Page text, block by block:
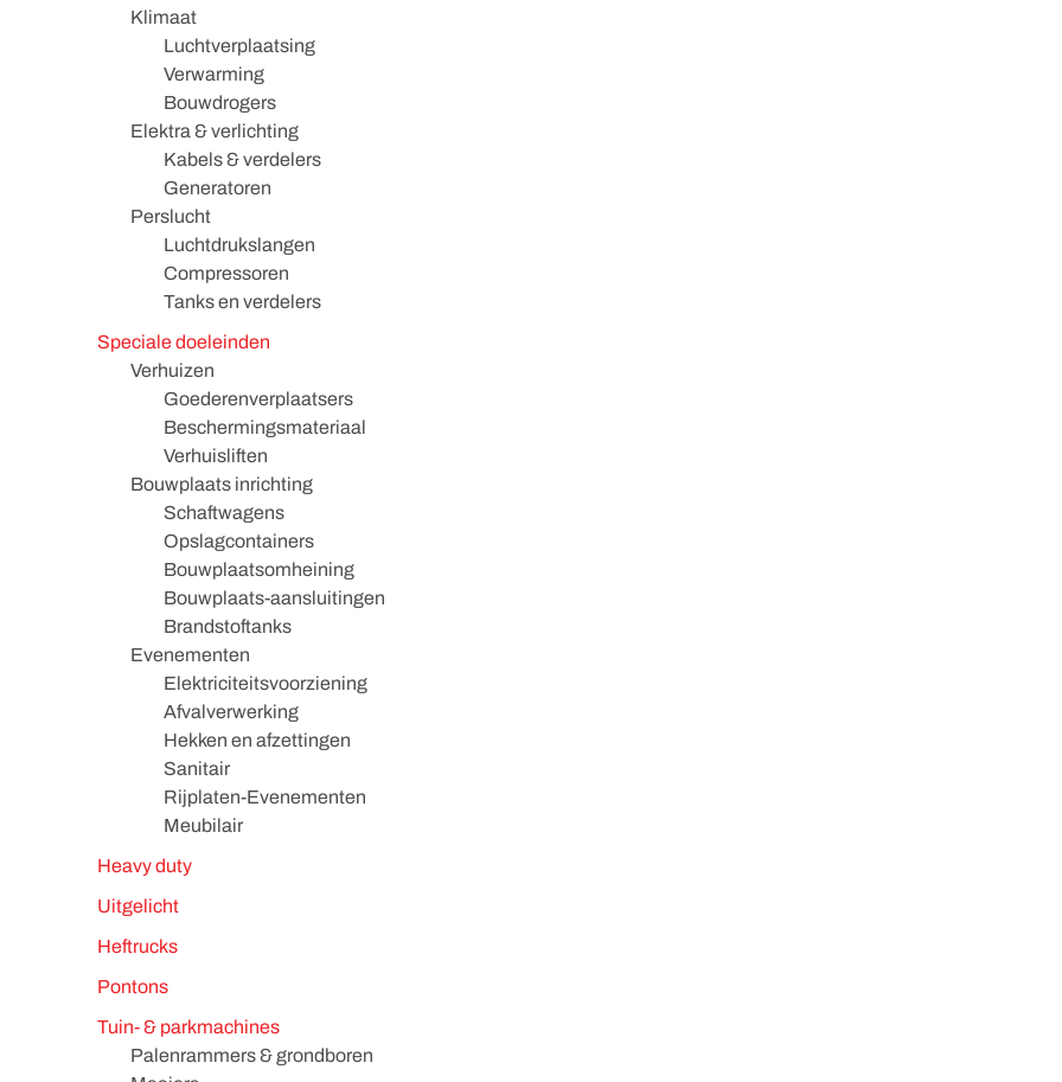
Klimaat
Luchtverplaatsing
Verwarming
Bouwdrogers
Elektra & verlichting
Kabels & verdelers
Generatoren
Perslucht
Luchtdrukslangen
Compressoren
Tanks en verdelers
Speciale doeleinden
Verhuizen
Goederenverplaatsers
Beschermingsmateriaal
Verhuisliften
Bouwplaats inrichting
Schaftwagens
Opslagcontainers
Bouwplaatsomheining
Bouwplaats-aansluitingen
Brandstoftanks
Evenementen
Elektriciteitsvoorziening
Afvalverwerking
Hekken en afzettingen
Sanitair
Rijplaten-Evenementen
Meubilair
Heavy duty
Uitgelicht
Heftrucks
Pontons
Tuin- & parkmachines
Palenrammers & grondboren